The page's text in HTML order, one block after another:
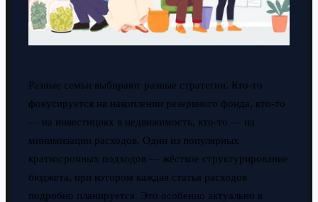
Разные семьи выбирают разные стратегии. Кто-то
фокусируется на накоплении резервного фонда, кто-то
— на инвестициях в недвижимость, кто-то — на
минимизации расходов. Один из популярных
краткосрочных подходов — жёсткое структурирование
бюджета, при котором каждая статья расходов
подробно планируется. Это особенно актуально в